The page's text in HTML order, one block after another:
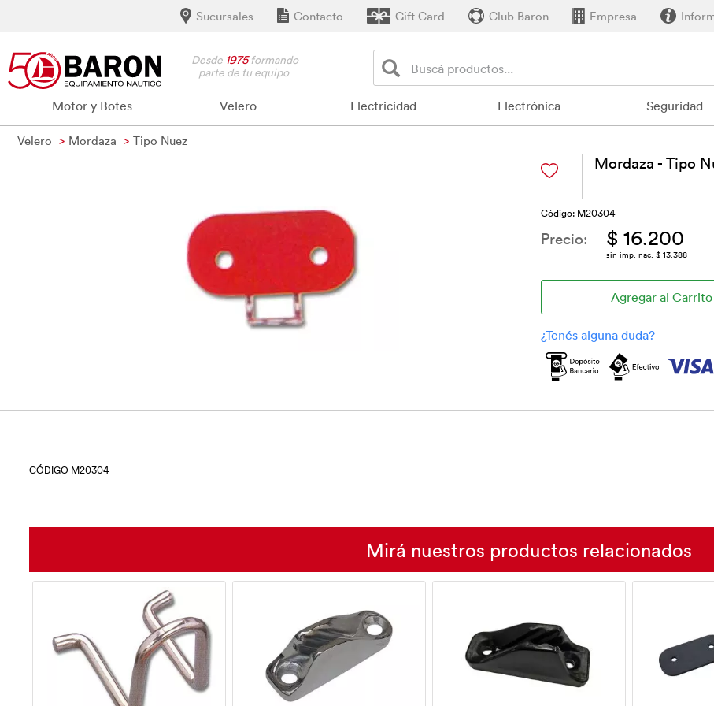
Empresa
Club Baron
Gift Card
Contacto
Sucursales
Desde 1975formando
parte de tu equipo
Motor y Botes Velero Electricidad Electrónica Seguridad
Velero Mordaza Tipo Nuez
Mordaza - Tipo
Código: M20304
Precio: $ 16.200
sin imp. nac. $ 13.388
CÓDIGO M20304
Mirá nuestros productos relacionados